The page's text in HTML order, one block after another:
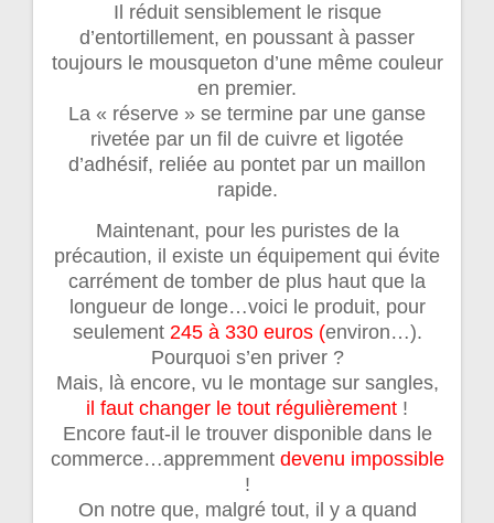
Il réduit sensiblement le risque
d’entortillement, en poussant à passer
toujours le mousqueton d’une même couleur
en premier.
La « réserve » se termine par une ganse
rivetée par un fil de cuivre et ligotée
d’adhésif, reliée au pontet par un maillon
rapide.
Maintenant, pour les puristes de la
précaution, il existe un équipement qui évite
carrément de tomber de plus haut que la
longueur de longe…voici le produit, pour
seulement 245 à 330 euros (environ…).
Pourquoi s’en priver ?
Mais, là encore, vu le montage sur sangles,
il faut changer le tout régulièrement !
Encore faut-il le trouver disponible dans le
commerce…appremment devenu impossible
!
On notre que, malgré tout, il y a quand